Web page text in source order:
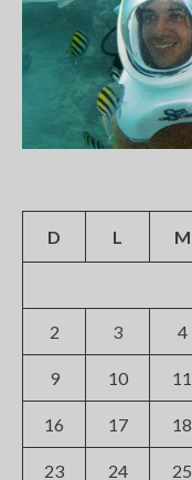
D L M
2 3 4
9 10 11
16 17 18
23 24 25